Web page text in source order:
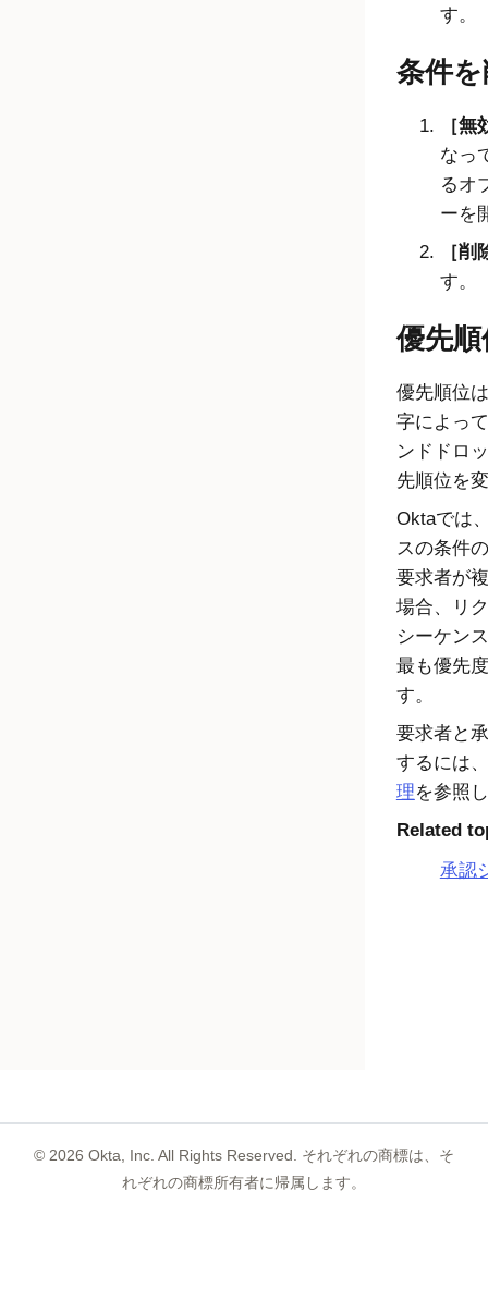
す。
条件
無
なっ
るオ
ーを
削
す。
優先
優先順位
字によっ
ンドドロ
先順位を
Oktaでは
スの条件
要求者が
場合、リ
シーケン
最も優先
す。
要求者と
するには、
理を参照
Related
承認
© 2026 Okta, Inc. All Rights Reserved. それぞれの商標は、そ
れぞれの商標所有者に帰属します。